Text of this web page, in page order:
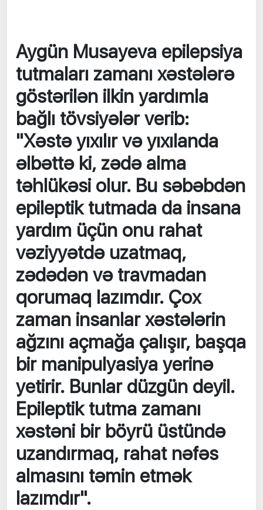
Aygün Musayeva epilepsiya
tutmaları zamanı xəstələrə
göstərilən ilkin yardımla
bağlı tövsiyələr verib:
"Xəstə yıxılır və yıxılanda
əlbəttə ki, zədə alma
təhlükəsi olur. Bu səbəbdən
epileptik tutmada da insana
yardım üçün onu rahat
vəziyyətdə uzatmaq,
zədədən və travmadan
qorumaq lazımdır. Çox
zaman insanlar xəstələrin
ağzını açmağa çalışır, başqa
bir manipulyasiya yerinə
yetirir. Bunlar düzgün deyil.
Epileptik tutma zamanı
xəstəni bir böyrü üstündə
uzandırmaq, rahat nəfəs
almasını təmin etmək
lazımdır".